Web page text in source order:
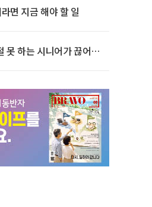
면 지금 해야 할 일
하는 시니어가 끊어야